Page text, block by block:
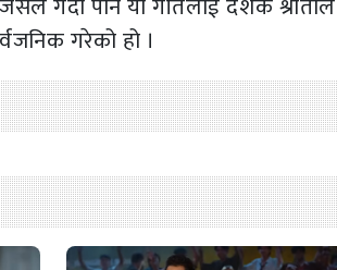
गरेको हो ।